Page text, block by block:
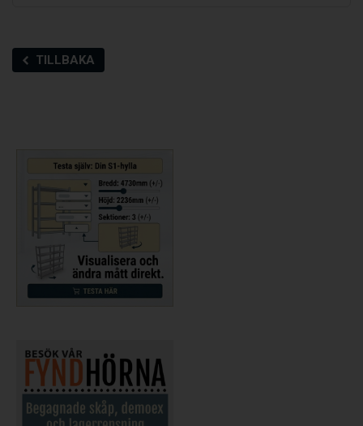
TILLBAKA